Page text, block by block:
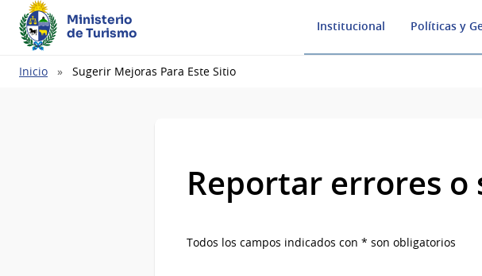
Ministerio
de Turismo
Institucional Políticas y
Ruta
Inicio Sugerir Mejoras Para Este Sitio
Reportar errores
Todos los campos indicados con * son obligatorios